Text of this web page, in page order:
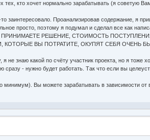
хочет нормально зарабатывать (я советую Вам
заинтересовало. Проанализировав содержание, я
просто, поэтому я подумал и сделал все как
САМИ ПРИНИМАЕТЕ РЕШЕНИЕ, СТОИМОСТЬ
КОТОРЫЕ ВЫ ПОТРАТИТЕ, ОКУПЯТ СЕБЯ ОЧЕНЬ
не знаю какой по счёту участник проекта, но я тоже
- нужно будет работать. Так что если вы
минимум). Вы можете зарабатывать в зависимости от